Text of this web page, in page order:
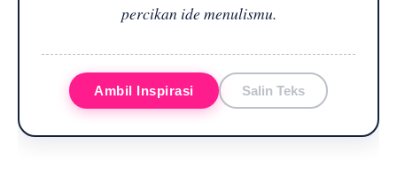
percikan ide menulismu.
Ambil Inspirasi Salin Teks